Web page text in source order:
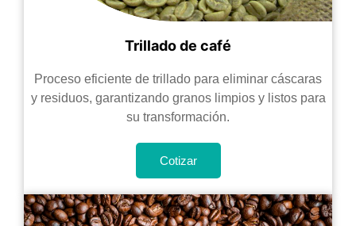
Trillado de café
Proceso eficiente de trillado para eliminar cáscaras
y residuos, garantizando granos limpios y listos para
su transformación.
Cotizar